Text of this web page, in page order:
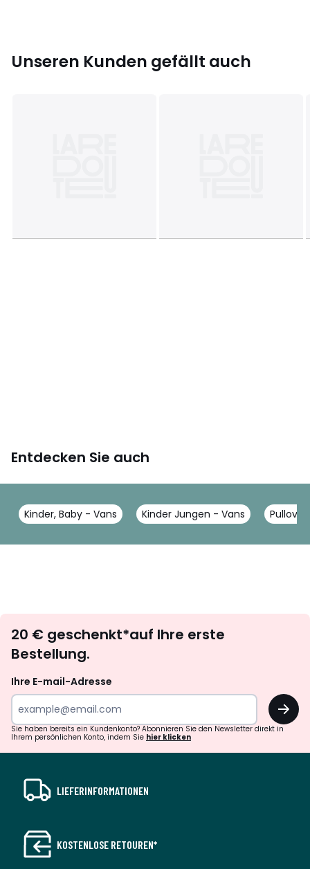
Unseren Kunden gefällt auch
Entdecken Sie auch
Kinder, Baby - Vans Kinder Jungen - Vans
abonnieren
20 € geschenkt*auf Ihre erste
Bestellung.
Ihre E-mail-Adresse
OK
Sie haben bereits ein Kundenkonto? Abonnieren Sie den Newsletter direkt in
Ihrem persönlichen Konto, indem Sie hier klicken
LIEFERINFORMATIONEN
KOSTENLOSE RETOUREN*